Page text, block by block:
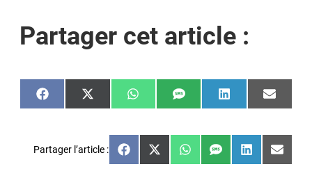
Partager cet article :
Share
on
Share
on
Share
on
Share
on
Share
on
Share
on
Partager l’article :
Share
on
Share
on
Share
on
Share
on
Share
on
Share
on